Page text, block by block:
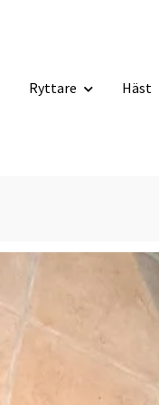
Ryttare Häst